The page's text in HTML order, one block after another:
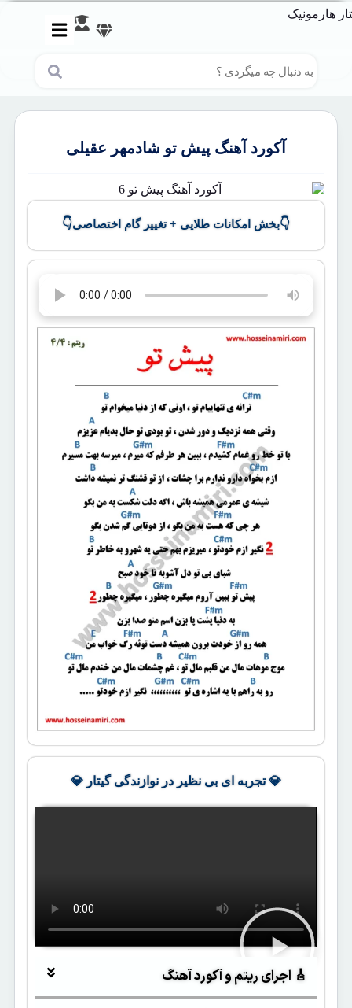
آکورد آهنگ پیش تو شادمهر عقیلی
👇بخش امکانات طلایی + تغییر گام اختصاصی👇
💎 تجربه ای بی نظیر در نوازندگی گیتار 💎
🎸 اجرای ریتم و آکورد آهنگ